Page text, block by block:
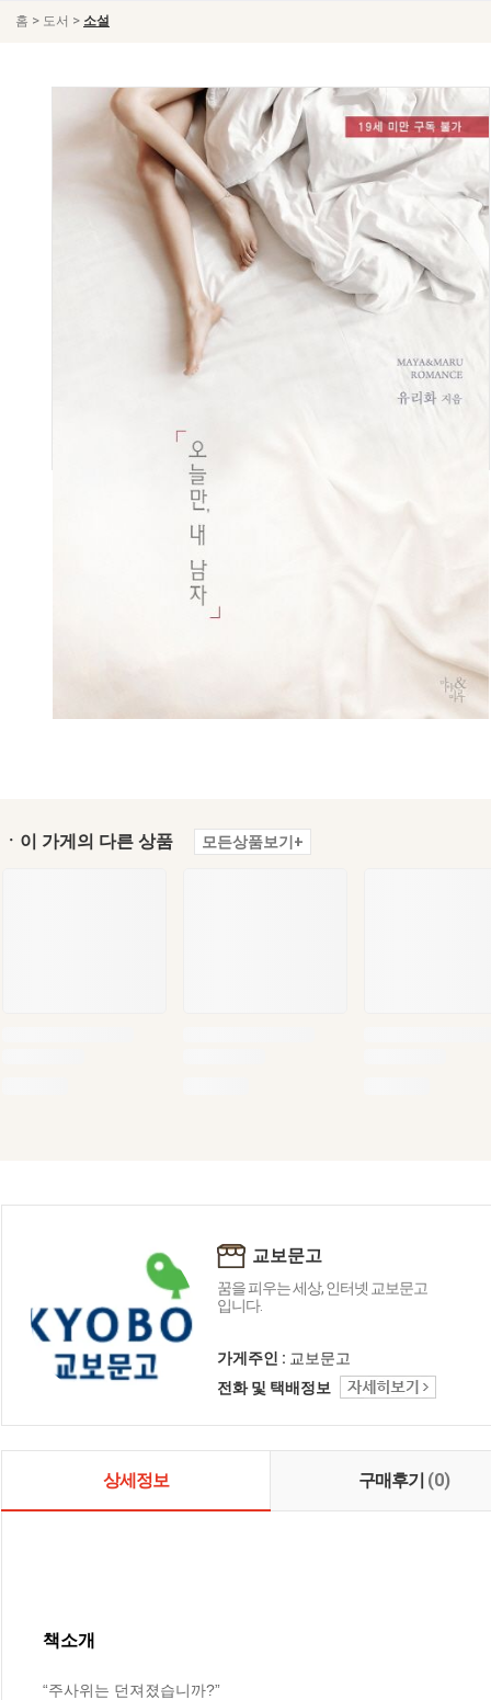
홈 > 도서 > 소설
ㆍ이 가게의 다른 상품 모든상품보기+
교보문고
꿈을 피우는 세상, 인터넷 교보문고
입니다.
가게주인 : 교보문고
전화 및 택배정보
상세정보 구매후기 (0)
책소개
“주사위는 던져졌습니까?”